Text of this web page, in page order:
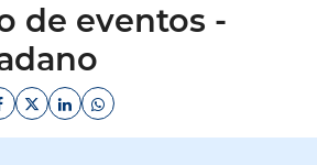
de eventos -
Facebook
TwitterLinkedinWhatsapp